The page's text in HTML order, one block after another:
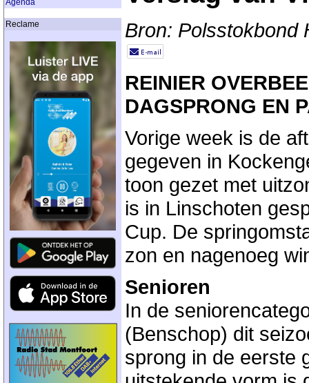
Agenda
Reclame Bron: Polsstokbond
REINIER
DAGSPRONG EN
Vorige week is de
gegeven in
toon gezet met
is in Linschoten
Cup. De
zon en nagenoeg
Senioren
In de
(Benschop) dit
sprong in de eerste